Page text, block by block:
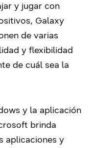
y jugar con
Galaxy
de varias
y flexibilidad
de cuál sea la
y la aplicación
brinda
aplicaciones y